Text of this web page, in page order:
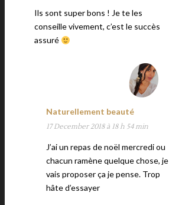
Ils sont super bons ! Je te les
conseille vivement, c’est le succès
assuré
Naturellement beauté
17 December 2018 à 18 h 54 min
J’ai un repas de noël mercredi ou
chacun ramène quelque chose, je
vais proposer ça je pense. Trop
hâte d’essayer